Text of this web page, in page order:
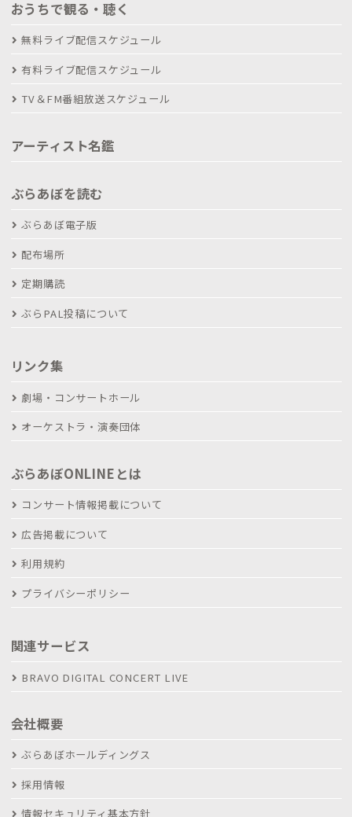
おうちで観る・聴く
無料ライブ配信スケジュール
有料ライブ配信スケジュール
TV＆FM番組放送スケジュール
アーティスト名鑑
ぶらあぼを読む
ぶらあぼ電子版
配布場所
定期購読
ぶらPAL投稿について
リンク集
劇場・コンサートホール
オーケストラ・演奏団体
ぶらあぼONLINEとは
コンサート情報掲載について
広告掲載について
利用規約
プライバシーポリシー
関連サービス
BRAVO DIGITAL CONCERT LIVE
会社概要
ぶらあぼホールディングス
採用情報
情報セキュリティ基本方針